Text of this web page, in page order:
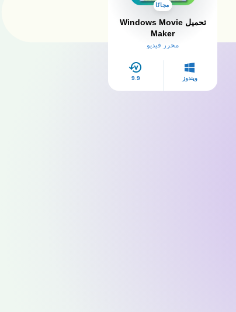
مجانًا
تحميل Windows Movie
Maker
محرر فيديو
ويندوز 9.9